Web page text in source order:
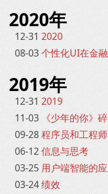
2020年
12-31 2020
08-03个性化UI在金
2019年
12-31 2019
11-03 《少年的你》
09-28程序员和工程师
06-12信息与思考
03-25 用户端智能的
03-24绩效